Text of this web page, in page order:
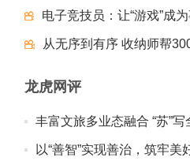
士
电子竞技员：让“游戏”成
梦夺冠
从无序到有序 收纳师帮
龙虎网评
丰富文旅多业态融合 “苏”
以“善智”实现善治，筑牢美